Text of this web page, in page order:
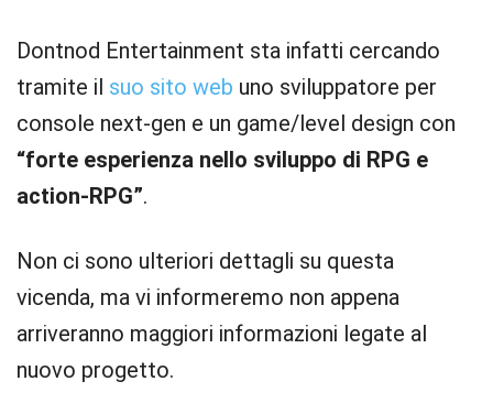
Dontnod Entertainment sta infatti cercando
tramite il suo sito web uno sviluppatore per
console next-gen e un game/level design con
“forte esperienza nello sviluppo di RPG e
action-RPG”.
Non ci sono ulteriori dettagli su questa
vicenda, ma vi informeremo non appena
arriveranno maggiori informazioni legate al
nuovo progetto.